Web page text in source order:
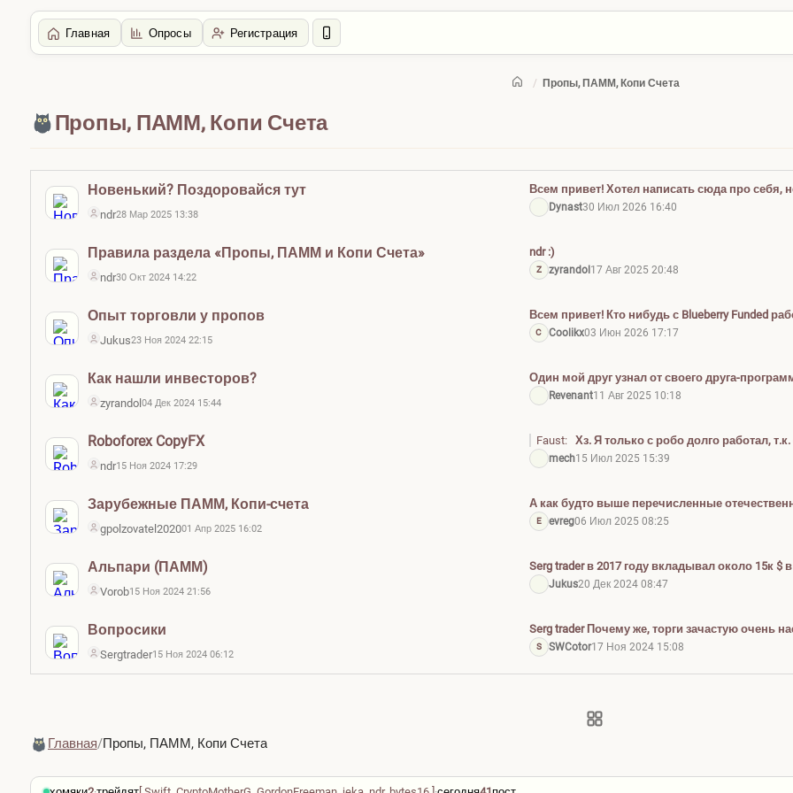
Главная Опросы Регистрация
/ Пропы, ПАММ, Копи Счета
Главная
Пропы, ПАММ, Копи Счета
Новенький? Поздоровайся тут
ndr28 Мар 2025 13:38
Всем привет! Хотел написать сюда про себя,
дневник и расскажу свою историю именно там
Dynast30 Июл 2026 16:40
Правила раздела «Пропы, ПАММ и Копи Счета»
ndr30 Окт 2024 14:22
ndr :)
Z zyrandol 17 Авг 2025 20:48
Опыт торговли у пропов
Jukus23 Ноя 2024 22:15
Всем привет! Кто нибудь с Blueberry Funded
C Coolikx03 Июн 2026 17:17
Как нашли инвесторов?
zyrandol 04 Дек 2024 15:44
Один мой друг узнал от своего друга-
рубить бабло на форексе, используя роботов
взял все свои деньги, ну немного, наверное
наболтал им...
Revenant11 Авг 2025 10:18
Roboforex CopyFX
ndr15 Ноя 2024 17:29
Faust:
Хз. Я только с робо долго работал,
кухонных. но так или иначе подобные
mech15 Июл 2025 15:39
Зарубежные ПАММ, Копи-счета
gpolzovatel202001 Апр 2025 16:02
А как будто выше перечисленные
независимые типа зулу Трейд или digitrade Pro
E evreg06 Июл 2025 08:25
Альпари (ПАММ)
Vorob15 Ноя 2024 21:56
Serg trader в 2017 году вкладывал около 15к
альпари, спустя полгода там было уже 24к,
небольшой казус и я выпал на 3 или 4
Jukus20 Дек 2024 08:47
Вопросики
Sergtrader15 Ноя 2024 06:12
Serg trader Почему же, торги зачастую очень
выглядят таковыми. Просто когда ты будешь
тебя будут сливы депо, вот и всё. Разница в
будет минимальна, но фатальна. У них плюс,
S SWCotor17 Ноя 2024 15:08
Главная/Пропы, ПАММ, Копи Счета